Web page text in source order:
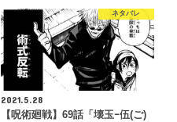
ネタバレ
2021.5.28
【呪術廻戦】69話「壊玉ｰ伍(ご)